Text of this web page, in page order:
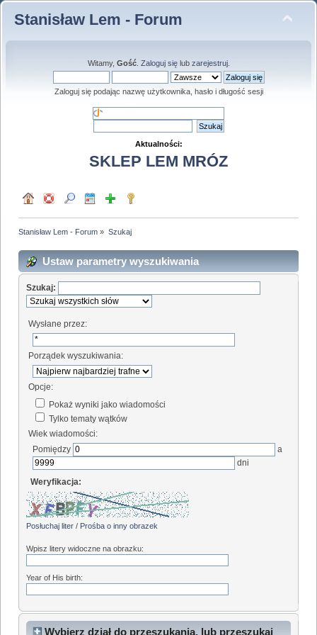
Stanisław Lem - Forum
Witamy, Gość. Zaloguj sięlub zarejestruj.
Zaloguj się podając nazwę użytkownika, hasło i długość sesji
Aktualności:
SKLEP LEM MRÓZ
Stanisław Lem - Forum » Szukaj
Ustaw parametry wyszukiwania
Szukaj:
Wysłane przez:
Porządek wyszukiwania:
Opcje:
Pokaż wyniki jako wiadomości
Tylko tematy wątków
Wiek wiadomości:
Pomiędzy
a
dni
Weryfikacja:
Posłuchaj liter / Prośba o inny obrazek
Wpisz litery widoczne na obrazku:
Year of His birth:
Wybierz dział do przeszukania, lub przeszukaj